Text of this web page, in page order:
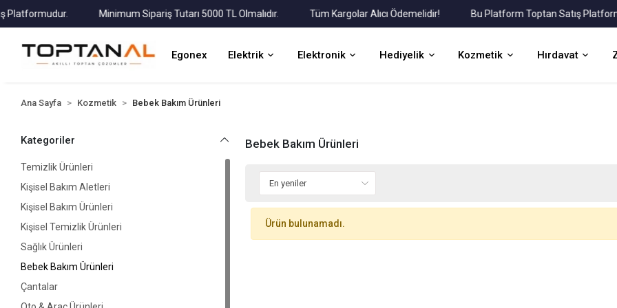
Minimum Sipariş Tutarı 5000 TL Olmalıdır. Tüm Kargolar Alıcı Ödemelidir! Bu Platform Toptan Satış
Egonex Elektrik Elektronik Hediyelik Kozmetik Hırdavat
Ana Sayfa Kozmetik Bebek Bakım Ürünleri
Kategoriler
Temizlik Ürünleri
Kişisel Bakım Aletleri
Kişisel Bakım Ürünleri
Kişisel Temizlik Ürünleri
Sağlık Ürünleri
Bebek Bakım Ürünleri
Çantalar
Bebek Bakım Ürünleri
Ürün bulunamadı.